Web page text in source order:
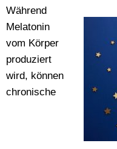
Während
Melatonin
vom Körper
produziert
wird, können
chronische